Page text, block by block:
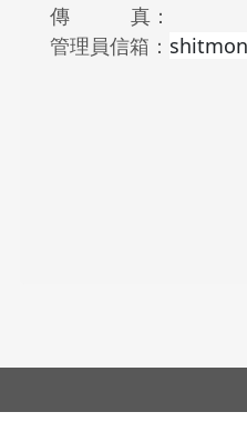
傳 真：
管理員信箱：